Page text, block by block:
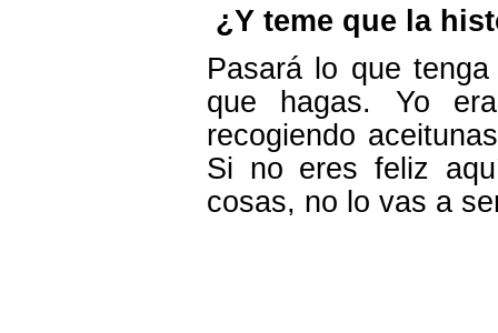
¿Y teme que la
Pasará lo que
que hagas. Yo
recogiendo
Si no eres feliz
cosas, no lo vas a